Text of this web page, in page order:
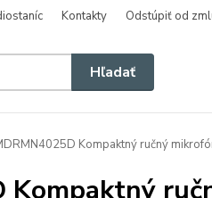
Kontakty Odstúpiť od
Hľadať
Kompaktný ručný
Kompaktný